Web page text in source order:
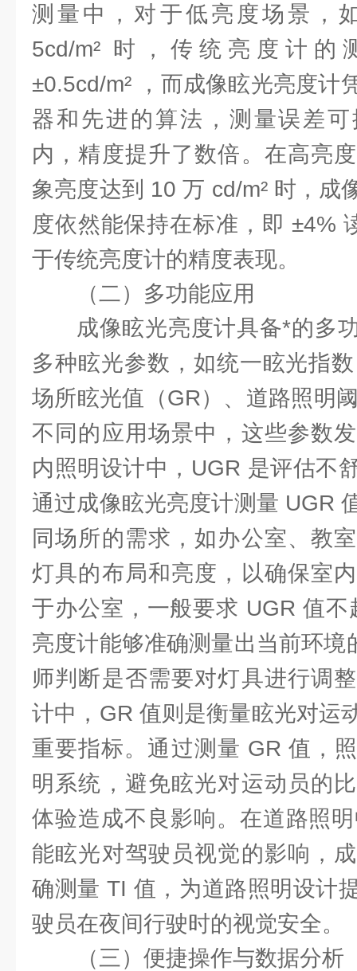
测量中，对于低亮度场景，
5cd/m² 时，传统亮度计
±0.5cd/m² ，而成像眩光亮度计
器和先进的算法，测量误差可
内，精度提升了数倍。在高亮
象亮度达到 10 万 cd/m² 时，成
度依然能保持在标准，即 ±4%
于传统亮度计的精度表现。
（二）多功能应用
成像眩光亮度计具备*的多
多种眩光参数，如统一眩光指
场所眩光值（GR）、道路照明
不同的应用场景中，这些参数
内照明设计中，UGR 是评估不
通过成像眩光亮度计测量 UGR
同场所的需求，如办公室、教
灯具的布局和亮度，以确保室
于办公室，一般要求 UGR 值
亮度计能够准确测量出当前环境
师判断是否需要对灯具进行调
计中，GR 值则是衡量眩光对运
重要指标。通过测量 GR 值，
明系统，避免眩光对运动员的
体验造成不良影响。在道路照
能眩光对驾驶员视觉的影响，
确测量 TI 值，为道路照明设计
驶员在夜间行驶时的视觉安全。
（三）便捷操作与数据分析